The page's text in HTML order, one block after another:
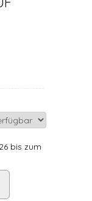
bis zum